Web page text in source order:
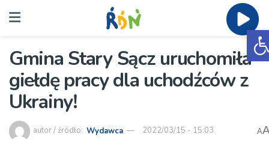
Gmina Stary Sącz uruchomiła
giełdę pracy dla uchodźców z
Ukrainy!
autor / źródło: Wydawca 2022/03/15 - 15:03 A